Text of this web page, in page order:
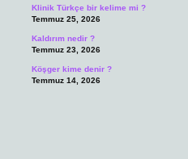
Klinik Türkçe bir kelime mi ?
Temmuz 25, 2026
Kaldırım nedir ?
Temmuz 23, 2026
Köşger kime denir ?
Temmuz 14, 2026